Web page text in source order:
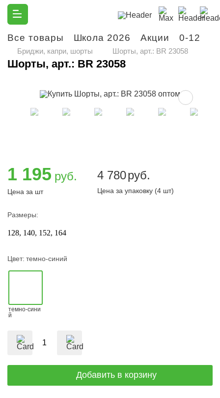
Все товары Школа 2026 Акции 0-12
Бриджи, капри, шорты Шорты, арт.: BR 23058
Шорты, арт.: BR 23058
1 195 руб.
Цена за шт
4 780руб.
Цена за упаковку (4 шт)
Размеры:
128 140 152 164
Цвет: темно-синий
темно-сини
й